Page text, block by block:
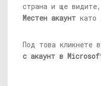
страна и ще
Местен акаунт като
Под това кликнете
с акаунт в